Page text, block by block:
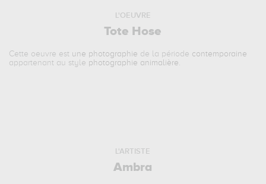
L'OEUVRE
Tote Hose
Cette oeuvre est une photographie de la période contemporaine
appartenant au style photographie animalière.
L'ARTISTE
Ambra